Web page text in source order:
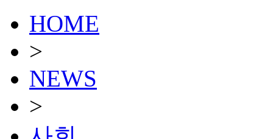
HOME
>
NEWS
>